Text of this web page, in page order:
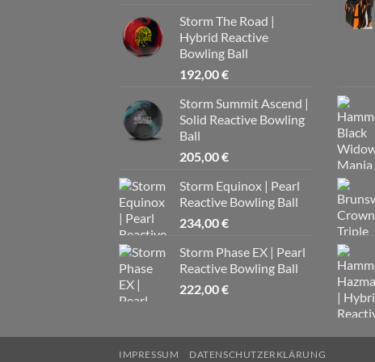
Storm The Road |
Hybrid Reactive
Bowling Ball
192,00€
Storm Summit Ascend |
Solid Reactive Bowling
Ball
205,00€
Storm Equinox | Pearl
Reactive Bowling Ball
234,00€
Storm Phase EX | Pearl
Reactive Bowling Ball
222,00€
IMPRESSUM DATENSCHUTZERKLÄRUNG